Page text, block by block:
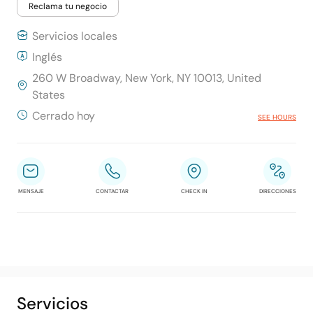
Reclama tu negocio
Servicios locales
Inglés
260 W Broadway, New York, NY 10013, United
States
Cerrado hoy
SEE HOURS
MENSAJE CONTACTAR CHECK IN DIRECCIONES
Servicios